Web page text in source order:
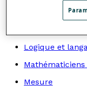
Logique et
Mesure